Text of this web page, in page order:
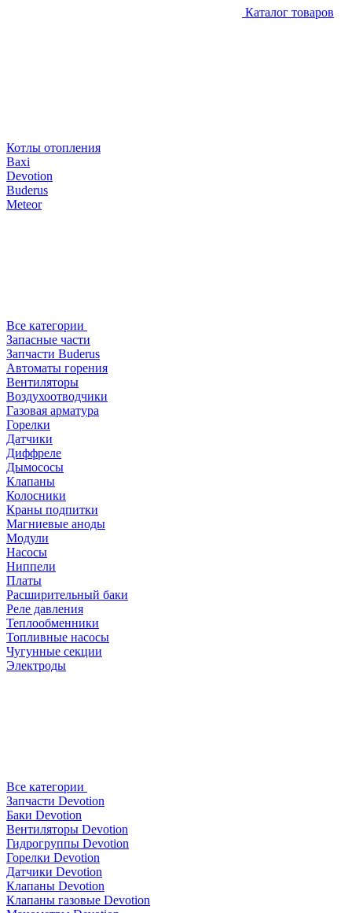
Каталог товаров
Котлы отопления
Baxi
Devotion
Buderus
Meteor
Все категории
Запасные части
Запчасти Buderus
Автоматы горения
Вентиляторы
Воздухоотводчики
Газовая арматура
Горелки
Датчики
Диффреле
Дымососы
Клапаны
Колосники
Краны подпитки
Магниевые аноды
Модули
Насосы
Ниппели
Платы
Расширительный баки
Реле давления
Теплообменники
Топливные насосы
Чугунные секции
Электроды
Все категории
Запчасти Devotion
Баки Devotion
Вентиляторы Devotion
Гидрогруппы Devotion
Горелки Devotion
Датчики Devotion
Клапаны Devotion
Клапаны газовые Devotion